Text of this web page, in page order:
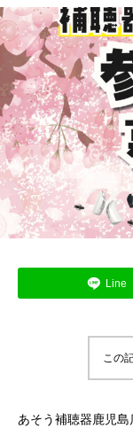
Line
この
あそう補聴器鹿児